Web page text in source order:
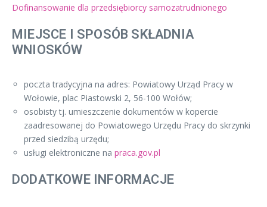
Dofinansowanie dla przedsiębiorcy samozatrudnionego
MIEJSCE I SPOSÓB SKŁADNIA
WNIOSKÓW
poczta tradycyjna na adres: Powiatowy Urząd Pracy w
Wołowie, plac Piastowski 2, 56-100 Wołów;
osobisty tj. umieszczenie dokumentów w kopercie
zaadresowanej do Powiatowego Urzędu Pracy do skrzynki
przed siedzibą urzędu;
usługi elektroniczne na praca.gov.pl
DODATKOWE INFORMACJE